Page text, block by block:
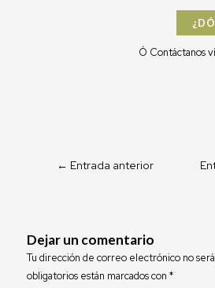
Ó Contáctanos
← Entrada anterior
Dejar un comentario
Tu dirección de correo electrónico no
obligatorios están marcados con*